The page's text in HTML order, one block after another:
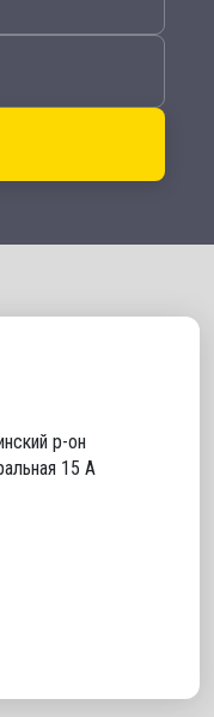
р-он
15 А